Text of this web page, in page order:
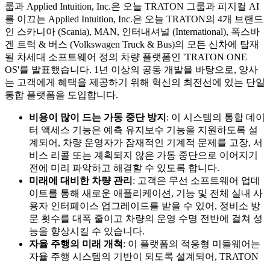
룹과 Applied Intuition, Inc.은 오늘 TRATON 그룹과 피지컬 AI
를 이끄는 Applied Intuition, Inc.은 오늘 TRATON의 4개 브랜드
인 스카니아 (Scania), MAN, 인터내셔널 (International), 폭스바
겐 트럭 & 버스 (Volkswagen Truck & Bus)의 모든 신차에 탑재
될 차세대 소프트웨어 정의 차량 플랫폼인 'TRATON ONE
OS'를 발표했습니다. 1년 이상의 공동 개발을 바탕으로, 양사
는 고객에게 혜택을 제공하기 위해 혁신의 최전선에 있는 단일
통합 플랫폼을 도입합니다.
비용이 많이 드는 가동 중단 방지 : 이 시스템의 통합 데이
터 액세스 기능은 예측 유지보수 기능을 지원하도록 설
계되어, 차량 운영자가 잠재적인 기계적 문제를 고장, 서
비스 리콜 또는 계획되지 않은 가동 중단으로 이어지기
전에 미리 파악하고 해결할 수 있도록 합니다.
미래에 대비한 차량 관리 : 고객은 무선 소프트웨어 업데
이트를 통해 새로운 애플리케이션, 기능 및 전체 실내 사
용자 인터페이스 업그레이드를 받을 수 있어, 정비소 방
문 횟수를 대폭 줄이고 차량의 운영 수명 전반에 걸쳐 성
능을 향상시킬 수 있습니다.
자율 주행의 미래 개척 : 이 플랫폼의 적응형 미들웨어는
자율 주행 시스템의 기반이 되도록 설계되어, TRATON